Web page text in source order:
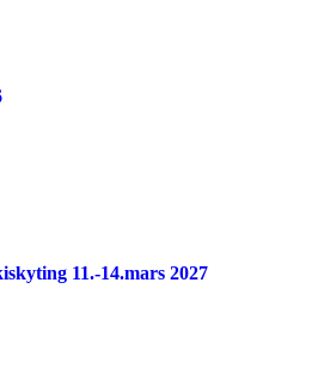
11.-14.mars 2027